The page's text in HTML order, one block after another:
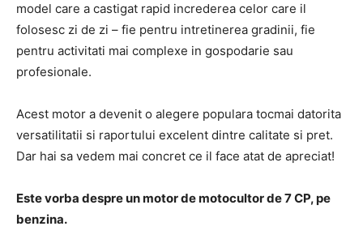
model care a castigat rapid increderea celor care il
folosesc zi de zi – fie pentru intretinerea gradinii, fie
pentru activitati mai complexe in gospodarie sau
profesionale.
Acest motor a devenit o alegere populara tocmai datorita
versatilitatii si raportului excelent dintre calitate si pret.
Dar hai sa vedem mai concret ce il face atat de apreciat!
Este vorba despre un motor de motocultor de 7 CP, pe
benzina.